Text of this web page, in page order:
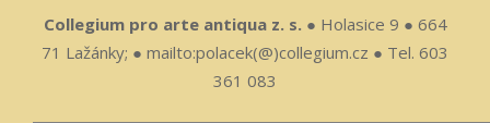
Collegium pro arte antiqua z. s. ● Holasice 9 ● 664
71 Lažánky; ● mailto:polacek(@)collegium.cz ● Tel. 603
361 083